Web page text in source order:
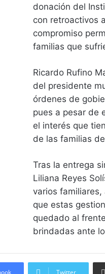
donación del
con retroactivos
compromiso
familias que
Ricardo Rufino
del presidente
órdenes de
pues a pesar de
el interés que
de las familias
Tras la entrega
Liliana Reyes
varios familiares,
que estas
quedado al
brindadas ante
Twitter